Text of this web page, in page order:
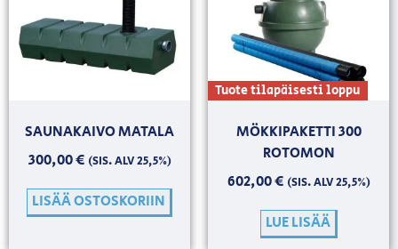
SAUNAKAIVO MATALA
300,00€ (SIS. ALV 25,5%)
LISÄÄ OSTOSKORIIN
Tuote tilapäisesti loppu
MÖKKIPAKETTI 300
ROTOMON
602,00€ (SIS. ALV 25,5%)
LUE LISÄÄ